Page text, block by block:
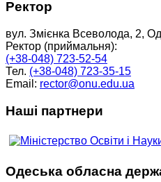
Ректор
вул. Змієнка Всеволода, 2,
Ректор (приймальня):
(+38-048) 723-52-54
Тел. (+38-048) 723-35-15
Email: rector@onu.edu.ua
Наші партнери
Одеська обласна